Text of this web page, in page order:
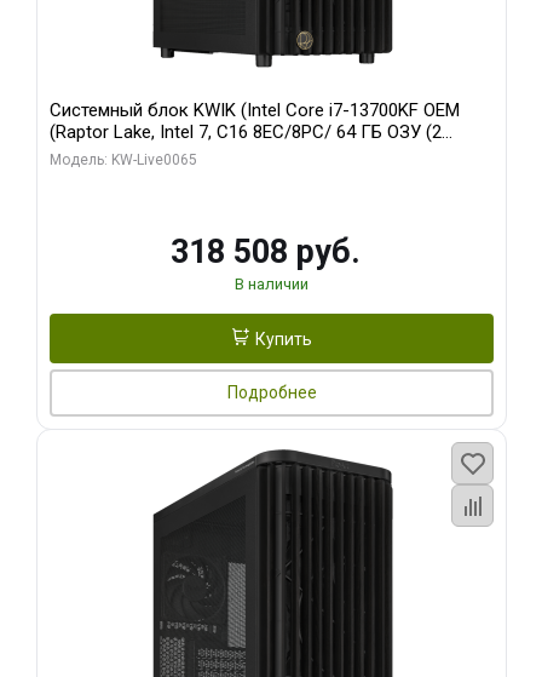
Системный блок KWIK (Intel Core i7-13700KF OEM
(Raptor Lake, Intel 7, C16 8EC/8PC/ 64 ГБ ОЗУ (2
модуля)/ ASUS RTX5080 PROART OC 16GB GDDR7
Модель: KW-Live0065
318 508 руб.
В наличии
Купить
Подробнее